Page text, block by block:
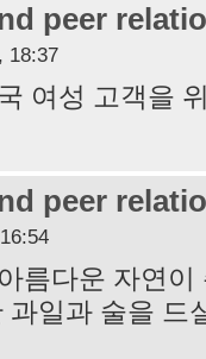
peer
18:37
여성 고객을
peer
름다운 자연
일과 술을 드